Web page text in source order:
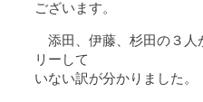
ございます。
添田、伊藤、杉田の３人
リーして
いない訳が分かりました。